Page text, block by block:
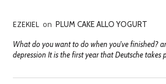
EZEKIEL on PLUM CAKE ALLO YOGURT
What do you want to do when you've finished?
depression It is the first year that Deutsche takes